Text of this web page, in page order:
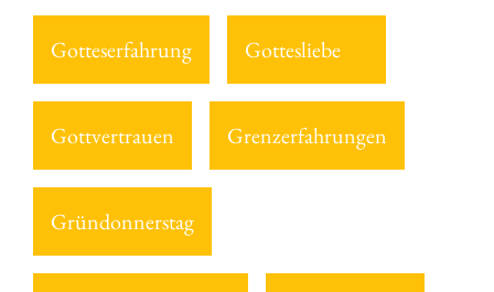
Gotteserfahrung Gottesliebe
Gottvertrauen Grenzerfahrungen
Gründonnerstag